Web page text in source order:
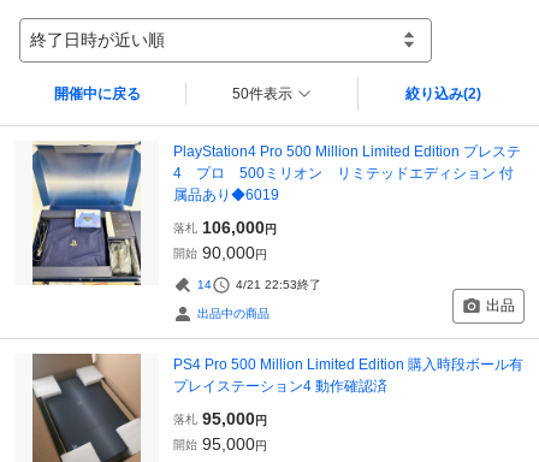
終了日時が近い順
開催中に戻る 50件表示 絞り込み(2)
PlayStation4 Pro 500 Million Limited Edition プレステ
4 プロ 500ミリオン リミテッドエディション 付
属品あり◆6019
落札 106,000円
開始 90,000円
14 4/21 22:53終了
出品中の商品 出品
PS4 Pro 500 Million Limited Edition 購入時段ボール有
プレイステーション4 動作確認済
落札 95,000円
開始 95,000円